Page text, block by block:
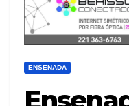
ENSENADA